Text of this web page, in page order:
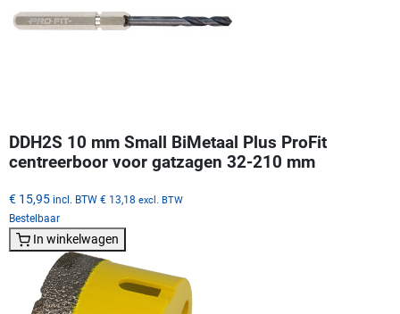
DDH2S 10 mm Small BiMetaal Plus ProFit
centreerboor voor gatzagen 32-210 mm
€ 15,95 incl. BTW € 13,18 excl. BTW
Bestelbaar
In winkelwagen